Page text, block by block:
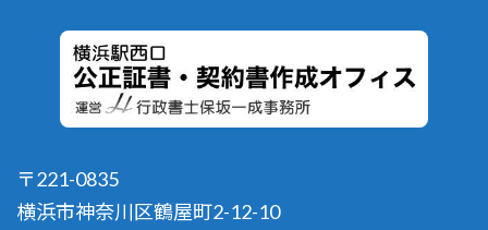
〒221-0835
横浜市神奈川区鶴屋町2-12-10